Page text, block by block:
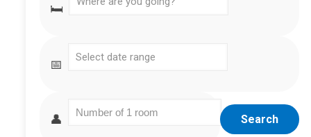
🛏️
📅
👤 Search